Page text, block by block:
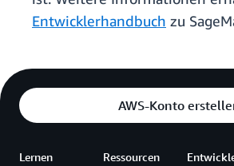
Entwicklerhandbuch zu
AWS-Konto
Lernen Ressourcen